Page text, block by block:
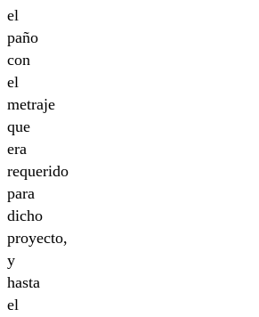
el
paño
con
el
metraje
que
era
requerido
para
dicho
proyecto,
y
hasta
el